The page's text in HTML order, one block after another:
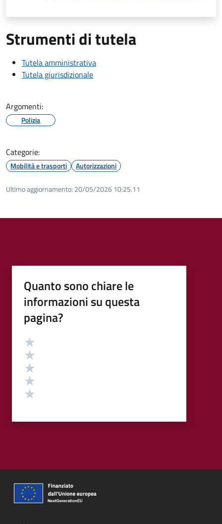
Strumenti di tutela
Tutela amministrativa
Tutela giurisdizionale
Argomenti:
Polizia
Categorie:
Mobilità e trasporti Autorizzazioni
Ultimo aggiornamento: 20/05/2026 10:25.11
Quanto sono chiare le
informazioni su questa
pagina?
Valutazione